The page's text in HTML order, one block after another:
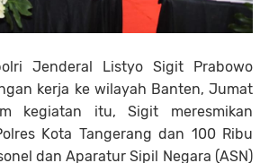
Jenderal Listyo Sigit Prabowo
kerja ke wilayah Banten, Jumat
kegiatan itu, Sigit meresmikan
Kota Tangerang dan 100 Ribu
dan Aparatur Sipil Negara (ASN)